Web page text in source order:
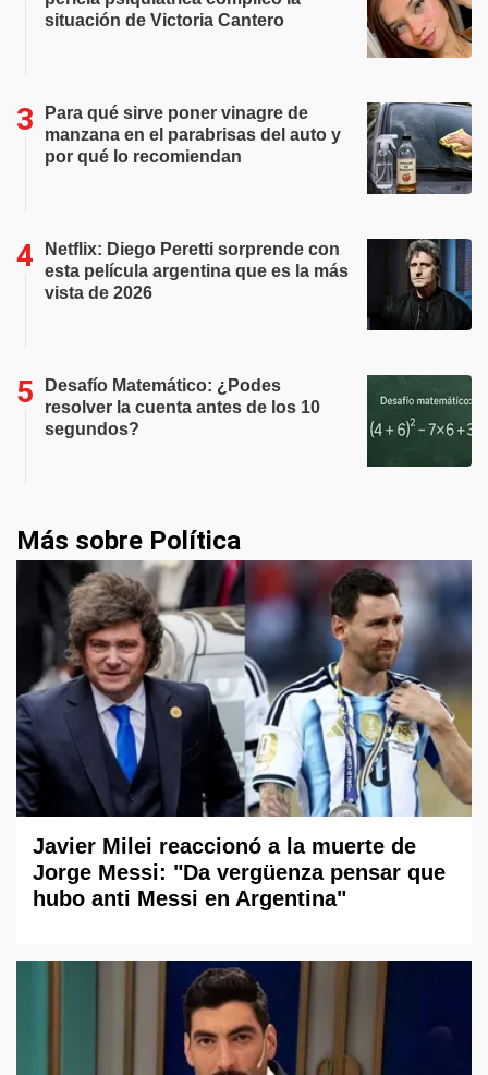
situación de Victoria Cantero
Para qué sirve poner vinagre de
manzana en el parabrisas del auto y
por qué lo recomiendan
Netflix: Diego Peretti sorprende con
esta película argentina que es la más
vista de 2026
Desafío Matemático: ¿Podes
resolver la cuenta antes de los 10
segundos?
Más sobre Política
Javier Milei reaccionó a la muerte de
Jorge Messi: "Da vergüenza pensar que
hubo anti Messi en Argentina"